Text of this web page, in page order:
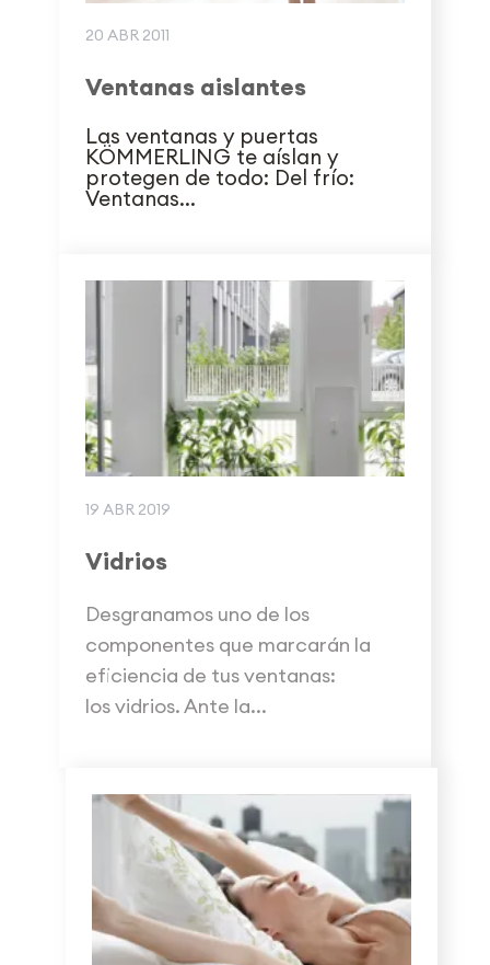
20 ABR 2011
Ventanas aislantes
Las ventanas y puertas
KÖMMERLING te aíslan y
protegen de todo: Del frío:
Ventanas...
19 ABR 2019
Vidrios
Desgranamos uno de los
componentes que marcarán la
eficiencia de tus ventanas:
los vidrios. Ante la...